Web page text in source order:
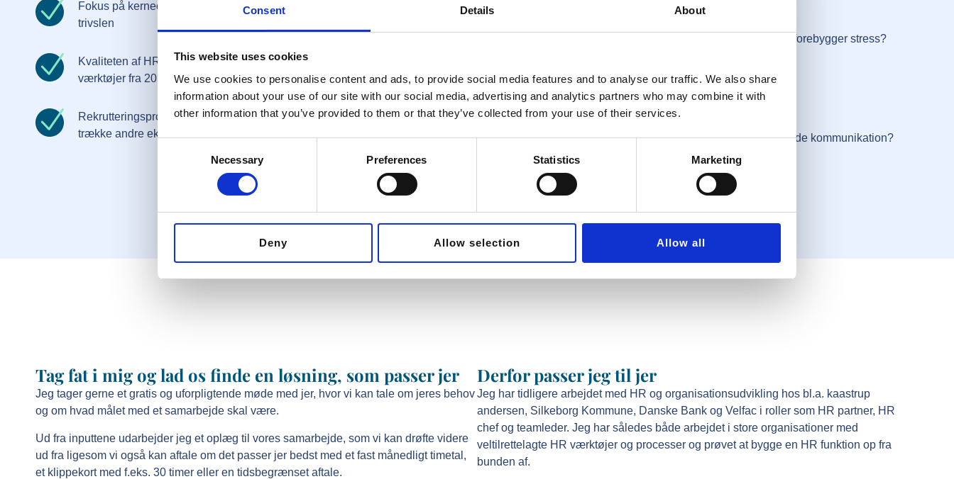
Consent Details About
This website uses cookies
We use cookies to personalise content and ads, to provide social media features and to analyse our traffic. We also share
information about your use of our site with our social media, advertising and analytics partners who may combine it with
other information that you’ve provided to them or that they’ve collected from your use of their services.
Necessary Preferences Statistics Marketing
Deny Allow selection Allow all
Fokus på kerneopgaven og kunderne vokser, fordi der bliver taget hånd om
trivslen
Kvaliteten af HR arbejdet bliver bedre, fordi I kan trække på mine erfaringer og
værktøjer fra 20 års arbejde med HR i store organisationer.
Rekrutteringsprocessen bliver mere effektiv og billigere, fordi I ikke behøver
trække andre eksterne samarbejdspartnere ind.
Hvordan håndterer og nedbringer vi sygefraværet? Og forebygger stress?
Hvordan laver vi gode forandringsprocesser?
Hvordan løser vi samarbejdsproblemer og øger den gode kommunikation?
Tag fat i mig og lad os finde en løsning, som passer jer
Jeg tager gerne et gratis og uforpligtende møde med jer, hvor vi kan tale om jeres behov
og om hvad målet med et samarbejde skal være.
Ud fra inputtene udarbejder jeg et oplæg til vores samarbejde, som vi kan drøfte videre
ud fra ligesom vi også kan aftale om det passer jer bedst med et fast månedligt timetal,
et klippekort med f.eks. 30 timer eller en tidsbegrænset aftale.
Derfor passer jeg til jer
Jeg har tidligere arbejdet med HR og organisationsudvikling hos bl.a. kaastrup
andersen, Silkeborg Kommune, Danske Bank og Velfac i roller som HR partner, HR
chef og teamleder. Jeg har således både arbejdet i store organisationer med
veltilrettelagte HR værktøjer og processer og prøvet at bygge en HR funktion op fra
bunden af.